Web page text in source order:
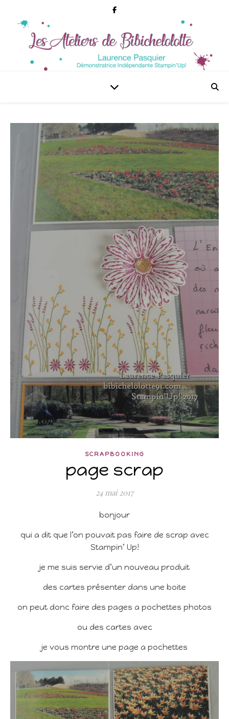
SCRAPBOOKING
page scrap
24 mai 2017
bonjour
qui a dit que l’on pouvait pas faire de scrap avec
Stampin’ Up!
je me suis servie d’un nouveau produit
des cartes présenter dans une boite
on peut donc faire des pages a pochettes photos
ou des cartes avec
je vous montre une page a pochettes